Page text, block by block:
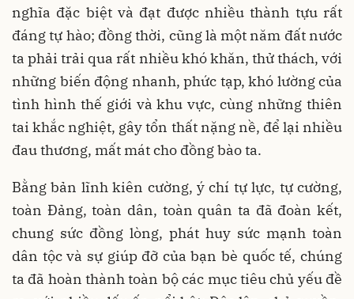
nghĩa đặc biệt và đạt được nhiều thành tựu rất
đáng tự hào; đồng thời, cũng là một năm đất nước
ta phải trải qua rất nhiều khó khăn, thử thách, với
những biến động nhanh, phức tạp, khó lường của
tình hình thế giới và khu vực, cùng những thiên
tai khắc nghiệt, gây tổn thất nặng nề, để lại nhiều
đau thương, mất mát cho đồng bào ta.
Bằng bản lĩnh kiên cường, ý chí tự lực, tự cường,
toàn Đảng, toàn dân, toàn quân ta đã đoàn kết,
chung sức đồng lòng, phát huy sức mạnh toàn
dân tộc và sự giúp đỡ của bạn bè quốc tế, chúng
ta đã hoàn thành toàn bộ các mục tiêu chủ yếu đề